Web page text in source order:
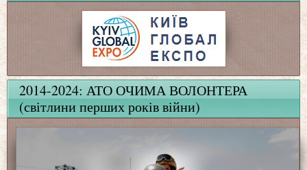
2014-2024: АТО ОЧИМА ВОЛОНТЕРА
(світлини перших років війни)